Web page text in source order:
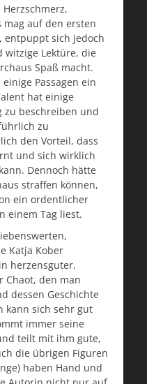
mag auf den ersten
entpuppt sich jedoch
Lektüre, die
Spaß macht.
Passagen ein
hat einige
zu beschreiben und
zu
den Vorteil, dass
und sich wirklich
Dennoch hätte
straffen können,
ein ordentlicher
einem Tag liest.
Katja Kober
herzensguter,
Chaot, den man
dessen Geschichte
kann sich sehr gut
immer seine
teilt mit ihm gute,
die übrigen Figuren
haben Hand und